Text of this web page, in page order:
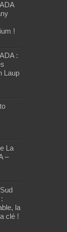
!
:
Laup
La
–
la
clé !